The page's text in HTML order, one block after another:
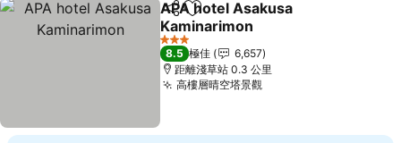
分享 放到收藏夾
APA hotel Asakusa
Kaminarimon
3 星級
8.5 極佳
6,657
距離淺草站 0.3 公里
高樓層晴空塔景觀